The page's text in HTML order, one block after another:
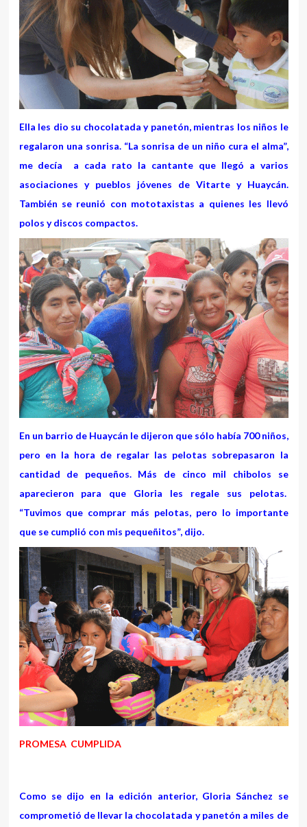
Ella les dio su chocolatada y panetón, mientras los niños le
regalaron una sonrisa. “La sonrisa de un niño cura el alma”,
me decía a cada rato la cantante que llegó a varios
asociaciones y pueblos jóvenes de Vitarte y Huaycán.
También se reunió con mototaxistas a quienes les llevó
polos y discos compactos.
En un barrio de Huaycán le dijeron que sólo había 700 niños,
pero en la hora de regalar las pelotas sobrepasaron la
cantidad de pequeños. Más de cinco mil chibolos se
aparecieron para que Gloria les regale sus pelotas.
“Tuvimos que comprar más pelotas, pero lo importante
que se cumplió con mis pequeñitos”, dijo.
PROMESA CUMPLIDA
Como se dijo en la edición anterior, Gloria Sánchez se
comprometió de llevar la chocolatada y panetón a miles de